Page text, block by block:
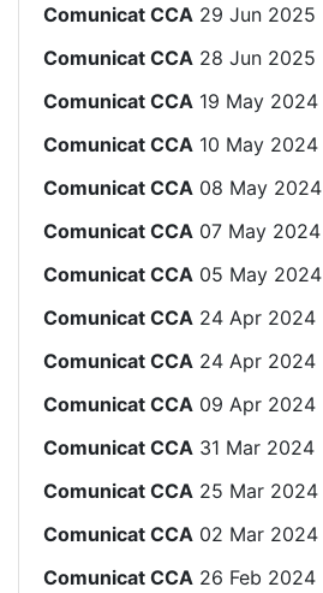
Comunicat CCA 29 Jun 2025
Comunicat CCA 28 Jun 2025
Comunicat CCA 19 May 2024
Comunicat CCA 10 May 2024
Comunicat CCA 08 May 2024
Comunicat CCA 07 May 2024
Comunicat CCA 05 May 2024
Comunicat CCA 24 Apr 2024
Comunicat CCA 24 Apr 2024
Comunicat CCA 09 Apr 2024
Comunicat CCA 31 Mar 2024
Comunicat CCA 25 Mar 2024
Comunicat CCA 02 Mar 2024
Comunicat CCA 26 Feb 2024